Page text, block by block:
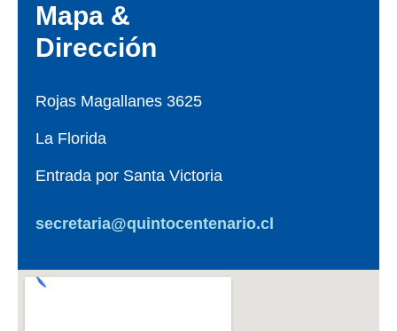
Mapa &
Dirección
Rojas Magallanes 3625
La Florida
Entrada por Santa Victoria
secretaria@quintocentenario.cl